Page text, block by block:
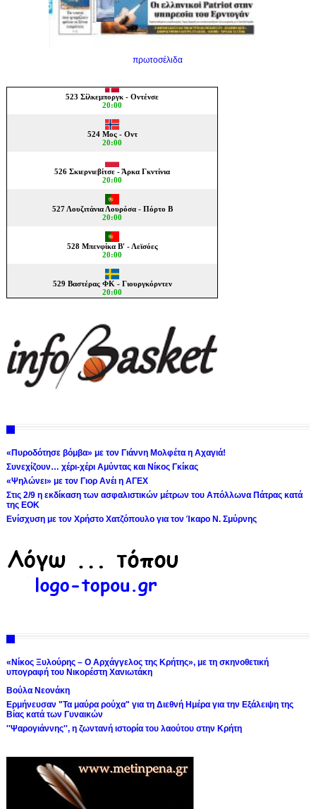
πρωτοσέλιδα
«Πυροδότησε βόμβα» με τον Γιάννη Μολφέτα η Αχαγιά!
Συνεχίζουν… χέρι-χέρι Αμύντας και Νίκος Γκίκας
«Ψηλώνει» με τον Γιορ Ανέι η ΑΓΕΧ
Στις 2/9 η εκδίκαση των ασφαλιστικών μέτρων του Απόλλωνα Πάτρας κατά
της ΕΟΚ
Ενίσχυση με τον Χρήστο Χατζόπουλο για τον Ίκαρο Ν. Σμύρνης
«Νίκος Ξυλούρης – Ο Αρχάγγελος της Κρήτης», με τη σκηνοθετική
υπογραφή του Νικορέστη Χανιωτάκη
Βούλα Νεονάκη
Ερμήνευσαν "Τα μαύρα ρούχα" για τη Διεθνή Ημέρα για την Εξάλειψη της
Βίας κατά των Γυναικών
''Ψαρογιάννης'', η ζωντανή ιστορία του λαούτου στην Κρήτη